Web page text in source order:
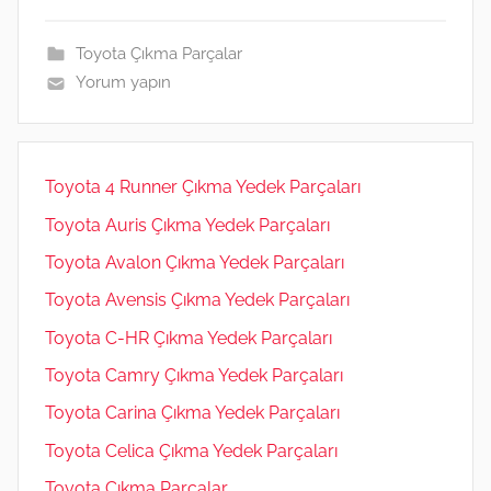
A
p
p
dI a
o
m
er
Toyota Çıkma Parçalar
Yorum yapın
Toyota 4 Runner Çıkma Yedek Parçaları
Toyota Auris Çıkma Yedek Parçaları
Toyota Avalon Çıkma Yedek Parçaları
Toyota Avensis Çıkma Yedek Parçaları
Toyota C-HR Çıkma Yedek Parçaları
Toyota Camry Çıkma Yedek Parçaları
Toyota Carina Çıkma Yedek Parçaları
Toyota Celica Çıkma Yedek Parçaları